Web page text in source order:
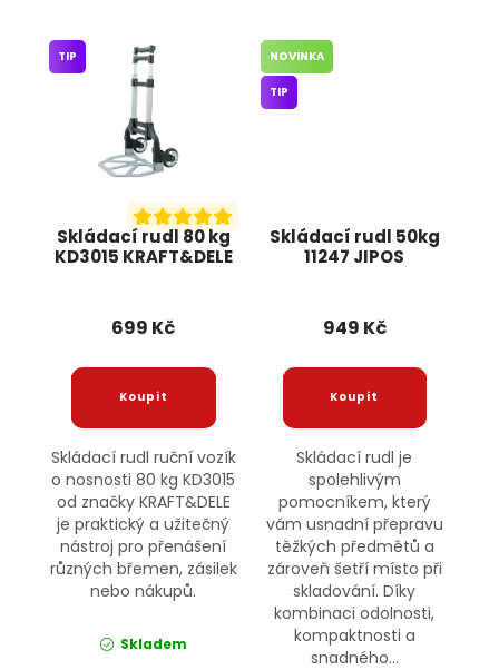
Skládací rudl 80 kg
KD3015 KRAFT&DELE
TIP
699 Kč
Skládací rudl ruční vozík
o nosnosti 80 kg KD3015
od značky KRAFT&DELE
je praktický a užitečný
nástroj pro přenášení
různých břemen, zásilek
nebo nákupů.
Skladem
Skládací rudl 50kg
11247 JIPOS
NOVINKA
TIP
949 Kč
Skládací rudl je
spolehlivým
pomocníkem, který
vám usnadní přepravu
těžkých předmětů a
zároveň šetří místo při
skladování. Díky
kombinaci odolnosti,
kompaktnosti a
snadného...